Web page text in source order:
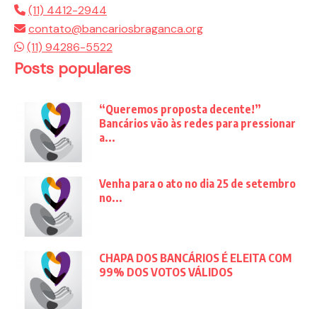
(11) 4412-2944
contato@bancariosbraganca.org
(11) 94286-5522
Posts populares
“Queremos proposta decente!”
Bancários vão às redes para pressionar
a...
Venha para o ato no dia 25 de setembro
no...
CHAPA DOS BANCÁRIOS É ELEITA COM
99% DOS VOTOS VÁLIDOS